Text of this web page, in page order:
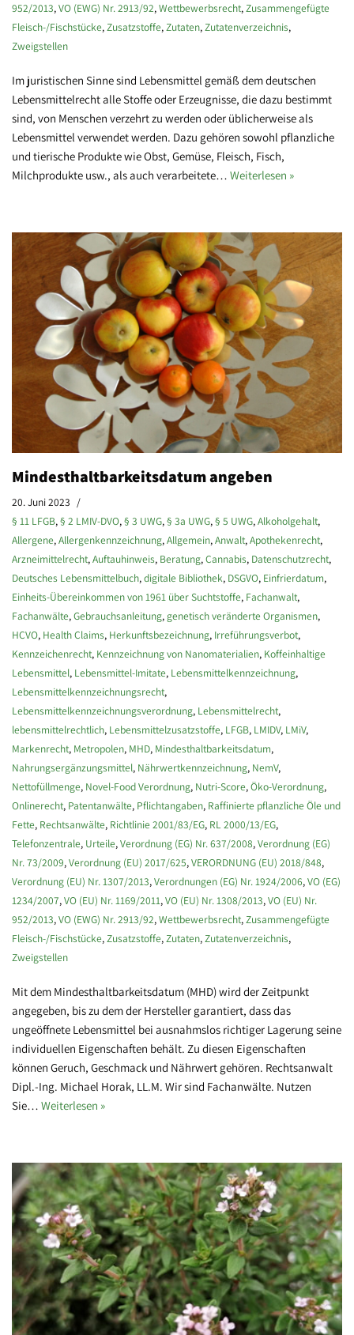
952/2013,VO (EWG) Nr. 2913/92,Wettbewerbsrecht,Zusammengefügte
Fleisch-/Fischstücke,Zusatzstoffe,Zutaten,Zutatenverzeichnis,
Zweigstellen
Im juristischen Sinne sind Lebensmittel gemäß dem deutschen
Lebensmittelrecht alle Stoffe oder Erzeugnisse, die dazu bestimmt
sind, von Menschen verzehrt zu werden oder üblicherweise als
Lebensmittel verwendet werden. Dazu gehören sowohl pflanzliche
und tierische Produkte wie Obst, Gemüse, Fleisch, Fisch,
Milchprodukte usw., als auch verarbeitete… Weiterlesen »
Mindesthaltbarkeitsdatum angeben
20. Juni 2023
§ 11 LFGB,§ 2 LMIV-DVO,§ 3 UWG,§ 3a UWG,§ 5 UWG,Alkoholgehalt,
Allergene,Allergenkennzeichnung,Allgemein,Anwalt,Apothekenrecht,
Arzneimittelrecht,Auftauhinweis, Beratung,Cannabis, Datenschutzrecht,
Deutsches Lebensmittelbuch,digitale Bibliothek, DSGVO, Einfrierdatum,
Einheits-Übereinkommen von 1961 über Suchtstoffe, Fachanwalt,
Fachanwälte,Gebrauchsanleitung, genetisch veränderte Organismen,
HCVO, Health Claims, Herkunftsbezeichnung, Irreführungsverbot,
Kennzeichenrecht, Kennzeichnung von Nanomaterialien, Koffeinhaltige
Lebensmittel, Lebensmittel-Imitate, Lebensmittelkennzeichnung,
Lebensmittelkennzeichnungsrecht,
Lebensmittelkennzeichnungsverordnung, Lebensmittelrecht,
lebensmittelrechtlich, Lebensmittelzusatzstoffe, LFGB, LMIDV, LMiV,
Markenrecht, Metropolen, MHD, Mindesthaltbarkeitsdatum,
Nahrungsergänzungsmittel, Nährwertkennzeichnung, NemV,
Nettofüllmenge, Novel-Food Verordnung, Nutri-Score,Öko-Verordnung,
Onlinerecht, Patentanwälte, Pflichtangaben, Raffinierte pflanzliche Öle und
Fette, Rechtsanwälte, Richtlinie 2001/83/EG, RL 2000/13/EG,
Telefonzentrale, Urteile,Verordnung (EG) Nr. 637/2008,Verordnung (EG)
Nr. 73/2009,Verordnung (EU) 2017/625,VERORDNUNG (EU) 2018/848,
Verordnung (EU) Nr. 1307/2013,Verordnungen (EG) Nr. 1924/2006,VO (EG)
1234/2007,VO (EU) Nr. 1169/2011,VO (EU) Nr. 1308/2013,VO (EU) Nr.
952/2013,VO (EWG) Nr. 2913/92,Wettbewerbsrecht,Zusammengefügte
Fleisch-/Fischstücke,Zusatzstoffe,Zutaten,Zutatenverzeichnis,
Zweigstellen
Mit dem Mindesthaltbarkeitsdatum (MHD) wird der Zeitpunkt
angegeben, bis zu dem der Hersteller garantiert, dass das
ungeöffnete Lebensmittel bei ausnahmslos richtiger Lagerung seine
individuellen Eigenschaften behält. Zu diesen Eigenschaften
können Geruch, Geschmack und Nährwert gehören. Rechtsanwalt
Dipl.-Ing. Michael Horak, LL.M. Wir sind Fachanwälte. Nutzen
Sie… Weiterlesen »